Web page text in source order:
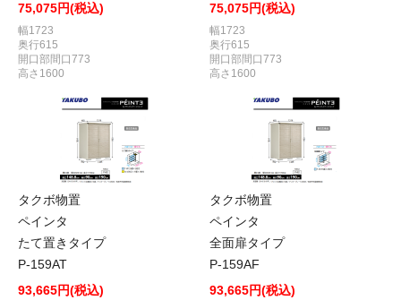
75,075円(税込)
幅1723
奥行615
開口部間口773
高さ1600
75,075円(税込)
幅1723
奥行615
開口部間口773
高さ1600
タクボ物置
ペインタ
たて置きタイプ
P-159AT
93,665円(税込)
タクボ物置
ペインタ
全面扉タイプ
P-159AF
93,665円(税込)